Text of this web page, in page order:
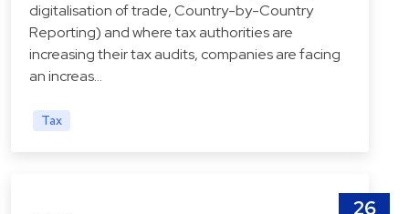
digitalisation of trade, Country-by-Country
Reporting) and where tax authorities are
increasing their tax audits, companies are facing
an increas…
Tax
26